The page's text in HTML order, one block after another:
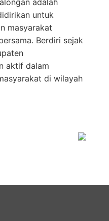
adalah
untuk
masyarakat
Berdiri sejak
aktif dalam
di wilayah